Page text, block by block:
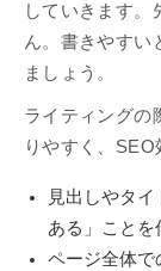
していきます。
ん。書きやすい
ましょう。
ライティングの
りやすく、SEO
見出しやタ
ある」ことを
ページ全体で